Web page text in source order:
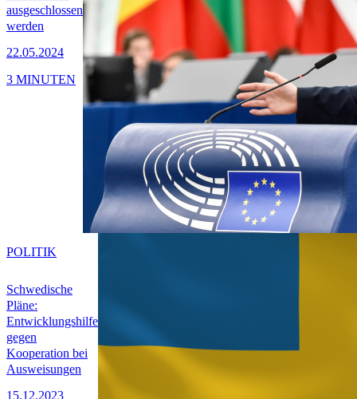
ausgeschlossen
werden
22.05.2024
3 MINUTEN
Schwedische
Pläne:
Entwicklungshilfe
gegen
Kooperation bei
Ausweisungen
15.12.2023
POLITIK